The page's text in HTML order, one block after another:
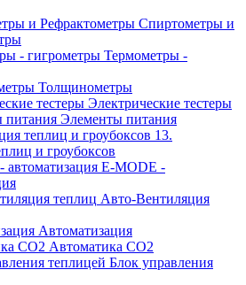
Спиртометры и
Термометры -
Толщинометры
Электрические тестеры
Элементы питания
13.
и гроубоксов
E-MODE -
Авто-Вентиляция
Автоматизация
Автоматика СО2
Блок управления